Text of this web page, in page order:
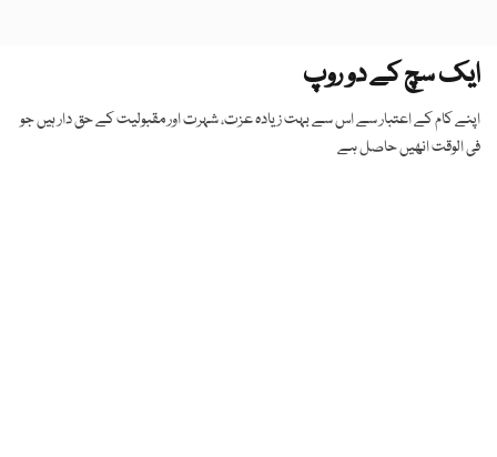
ایک سچ کے دو روپ
اپنے کام کے اعتبار سے اس سے بہت زیادہ عزت، شہرت اور مقبولیت کے حق دار ہیں جو
فی الوقت انھیں حاصل ہے